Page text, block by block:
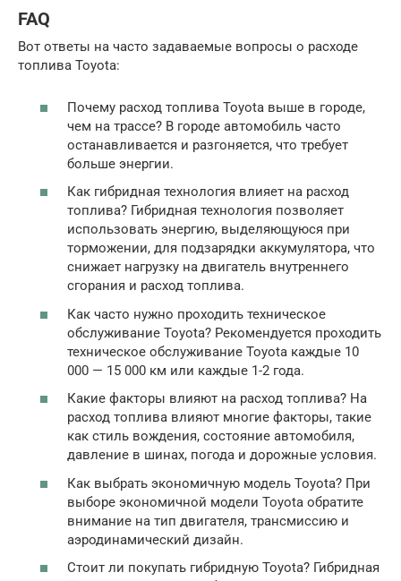
FAQ
Вот ответы на часто задаваемые вопросы о расходе
топлива Toyota:
Почему расход топлива Toyota выше в городе,
чем на трассе? В городе автомобиль часто
останавливается и разгоняется, что требует
больше энергии.
Как гибридная технология влияет на расход
топлива? Гибридная технология позволяет
использовать энергию, выделяющуюся при
торможении, для подзарядки аккумулятора, что
снижает нагрузку на двигатель внутреннего
сгорания и расход топлива.
Как часто нужно проходить техническое
обслуживание Toyota? Рекомендуется проходить
техническое обслуживание Toyota каждые 10
000 — 15 000 км или каждые 1-2 года.
Какие факторы влияют на расход топлива? На
расход топлива влияют многие факторы, такие
как стиль вождения, состояние автомобиля,
давление в шинах, погода и дорожные условия.
Как выбрать экономичную модель Toyota? При
выборе экономичной модели Toyota обратите
внимание на тип двигателя, трансмиссию и
аэродинамический дизайн.
Стоит ли покупать гибридную Toyota? Гибридная